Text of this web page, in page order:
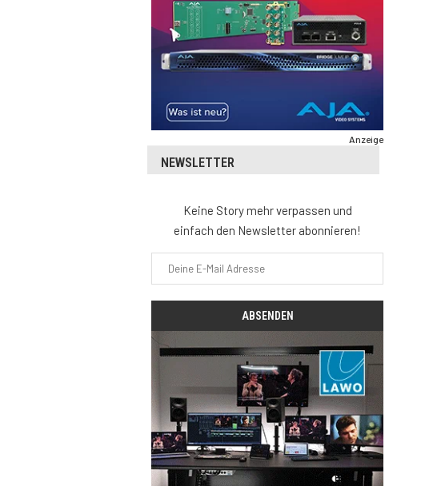
Anzeige
NEWSLETTER
Keine Story mehr verpassen und
einfach den Newsletter abonnieren!